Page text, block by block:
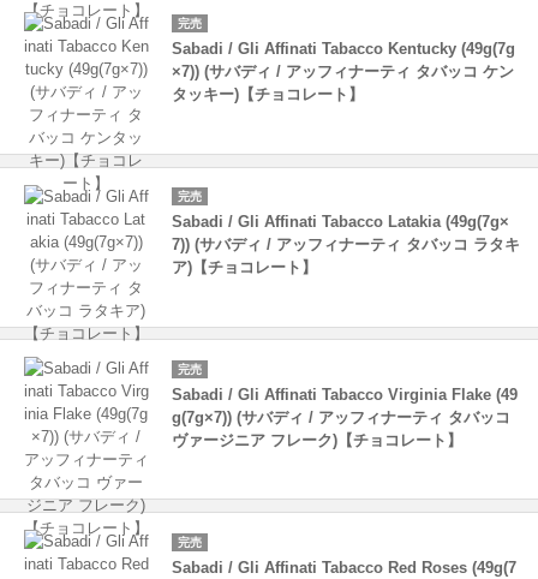
完売
Sabadi / Gli Affinati Tabacco Kentucky (49g(7g
×7)) (サバディ / アッフィナーティ タバッコ ケン
タッキー)【チョコレート】
完売
Sabadi / Gli Affinati Tabacco Latakia (49g(7g×
7)) (サバディ / アッフィナーティ タバッコ ラタキ
ア)【チョコレート】
完売
Sabadi / Gli Affinati Tabacco Virginia Flake (49
g(7g×7)) (サバディ / アッフィナーティ タバッコ
ヴァージニア フレーク)【チョコレート】
完売
Sabadi / Gli Affinati Tabacco Red Roses (49g(7